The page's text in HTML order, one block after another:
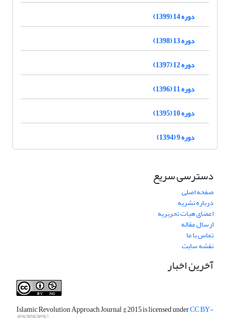
دوره 14 (1399)
دوره 13 (1398)
دوره 12 (1397)
دوره 11 (1396)
دوره 10 (1395)
دوره 9 (1394)
دسترسی سریع
صفحه اصلی
درباره نشریه
اعضای هیات تحریریه
ارسال مقاله
تماس با ما
نقشه سایت
آخرین اخبار
Islamic Revolution Approach Journal© 2015 is licensed underCC BY-